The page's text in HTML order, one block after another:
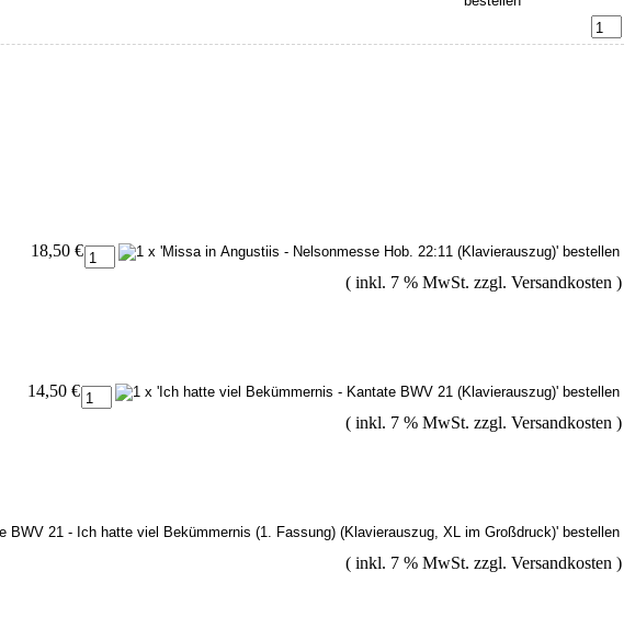
18,50 €
( inkl. 7 % MwSt. zzgl. Versandkosten )
14,50 €
( inkl. 7 % MwSt. zzgl. Versandkosten )
( inkl. 7 % MwSt. zzgl. Versandkosten )